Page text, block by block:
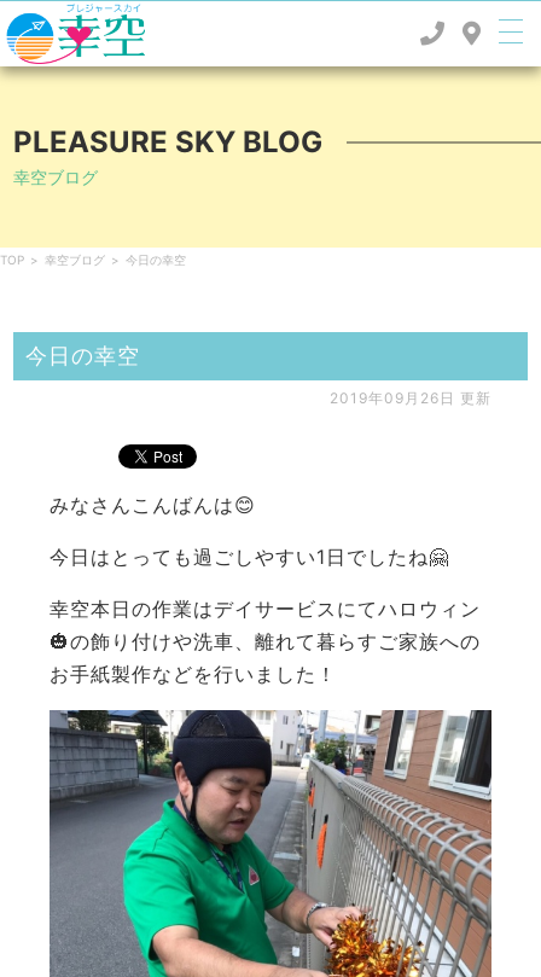
PLEASURE SKY BLOG
幸空ブログ
TOP > 幸空ブログ > 今日の幸空
今日の幸空
2019年09月26日 更新
みなさんこんばんは😊
今日はとっても過ごしやすい1日でしたね🤗
幸空本日の作業はデイサービスにてハロウィン
🎃の飾り付けや洗車、離れて暮らすご家族への
お手紙製作などを行いました！